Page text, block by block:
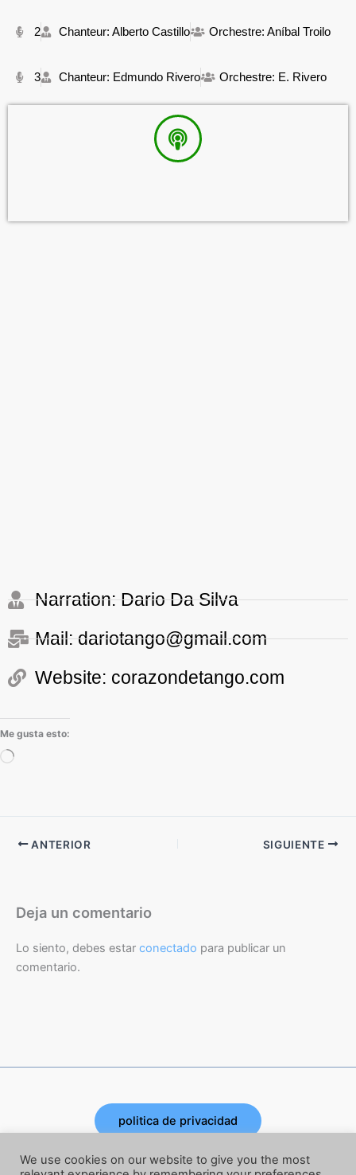
2 Chanteur: Alberto Castillo Orchestre: Aníbal Troilo
3 Chanteur: Edmundo Rivero Orchestre: E. Rivero
Narration: Dario Da Silva
Mail: dariotango@gmail.com
Website: corazondetango.com
Me gusta esto:
Cargando...
ANTERIOR SIGUIENTE
Deja un comentario
Lo siento, debes estar conectado para publicar un
comentario.
politica de privacidad
Copyright © 2026 | Powered by Joe Corbata
We use cookies on our website to give you the most